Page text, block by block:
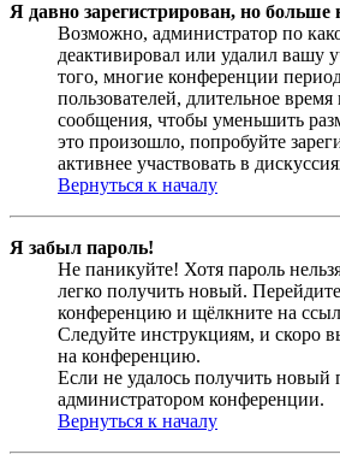
Я давно зарегистрирован, но больше
Возможно, администратор по
деактивировал или удалил вашу
того, многие конференции
пользователей, длительное
сообщения, чтобы уменьшить
это произошло, попробуйте
активнее участвовать в
Вернуться к началу
Я забыл пароль!
Не паникуйте! Хотя пароль
легко получить новый.
конференцию и щёлкните на
Следуйте инструкциям, и скоро
на конференцию.
Если не удалось получить новый
администратором конференции.
Вернуться к началу